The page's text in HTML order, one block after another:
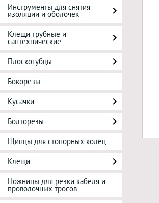
Инструменты для снятия
изоляции и оболочек
Клещи трубные и
сантехнические
Плоскогубцы
Бокорезы
Кусачки
Болторезы
Щипцы для стопорных колец
Клещи
Ножницы для резки кабеля и
проволочных тросов